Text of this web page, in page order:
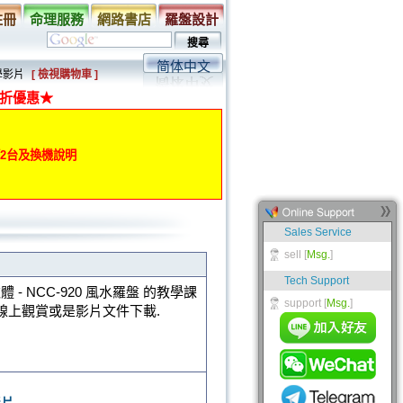
命理服務 網路書店 羅盤設計
影片 [ 檢視購物車 ]
简体中文
優惠★
台及換機說明
- NCC-920 風水羅盤 的教學課
上觀賞或是影片文件下載.